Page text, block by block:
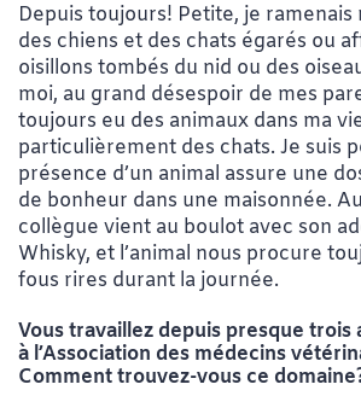
Depuis toujours! Petite, je
des chiens et des chats égarés ou
oisillons tombés du nid ou des
moi, au grand désespoir de mes
toujours eu des animaux dans ma
particulièrement des chats. Je suis
présence d’un animal assure une
de bonheur dans une maisonnée.
collègue vient au boulot avec son
Whisky, et l’animal nous procure
fous rires durant la journée.
Vous travaillez depuis presque trois
à l’Association des médecins
Comment trouvez-vous ce